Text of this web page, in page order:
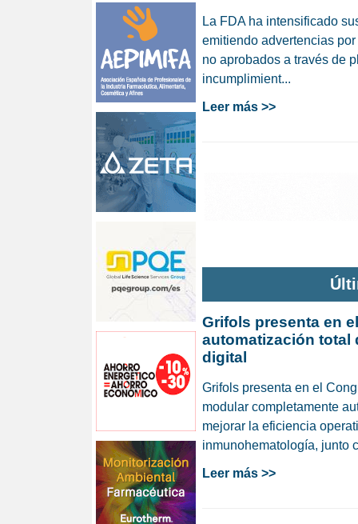
La FDA ha intensificado
emitiendo advertencias
no aprobados a través de
incumplimient...
Leer más >>
Grifols presenta en
automatización total
digital
Grifols presenta en el
modular completamente
mejorar la eficiencia
inmunohematología, junto
Leer más >>